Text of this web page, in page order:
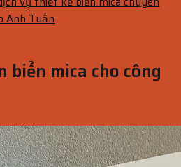
Anh Tuấn
biển mica cho công